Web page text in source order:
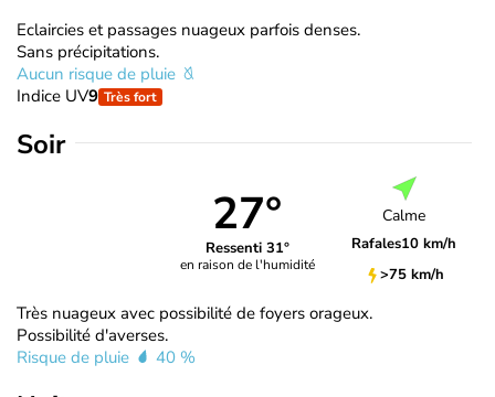
Eclaircies et passages nuageux parfois denses.
Sans précipitations.
Aucun risque de pluie
Indice UV9 Très fort
Soir
27°
Ressenti 31°
en raison de l'humidité
Calme
Rafales10 km/h
>75 km/h
Très nuageux avec possibilité de foyers orageux.
Possibilité d'averses.
Risque de pluie
40 %